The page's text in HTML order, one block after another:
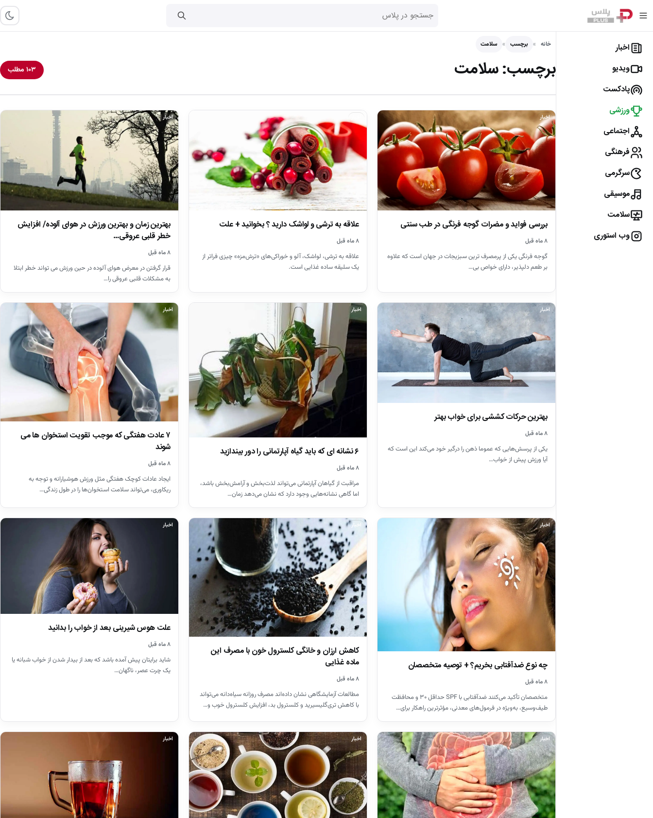
اخبار
ویدیو
پادکست
ورزشی
اجتماعی
فرهنگی
سرگرمی
موسیقی
سلامت
وب استوری
خانه برچسب سلامت
برچسب:سلامت ۱۰۳ مطلب
اخبار
بررسی فواید و مضرات گوجه فرنگی در طب سنتی
۸ ماه قبل
گوجه فرنگی یکی از پرمصرف ترین سبزیجات در جهان است که علاوه
بر طعم دلپذیر، دارای خواص بی…
علاقه به ترشی و لواشک دارید ؟ بخوانید + علت
۸ ماه قبل
علاقه به ترشی، لواشک، آلو و خوراکی‌های «ترش‌مزه» چیزی فراتر از
یک سلیقه ساده غذایی است.
اخبار
بهترین زمان و بهترین ورزش در هوای آلوده/ افزایش
خطر قلبی عروقی…
۸ ماه قبل
قرار گرفتن در معرض هوای آلوده در حین ورزش می تواند خطر ابتلا
به مشکلات قلبی عروقی را…
اخبار
بهترین حرکات کششی برای خواب بهتر
۸ ماه قبل
یکی از پرسش‌هایی که عموما ذهن را درگیر خود می‌کند این است که
آیا ورزش پیش از خواب…
اخبار
۶ نشانه ای که باید گیاه آپارتمانی را دور بیندازید
۸ ماه قبل
مراقبت از گیاهان آپارتمانی می‌تواند لذت‌بخش و آرامش‌بخش باشد،
اما گاهی نشانه‌هایی وجود دارد که نشان می‌دهد زمان…
اخبار
۷ عادت هفتگی که موجب تقویت استخوان ها می
شوند
۸ ماه قبل
ایجاد عادات کوچک هفتگی مثل ورزش هوشیارانه و توجه به
ریکاوری، می‌تواند سلامت استخوان‌ها را در طول زندگی…
اخبار
چه نوع ضدآفتابی بخریم؟ + توصیه متخصصان
۸ ماه قبل
متخصصان تأکید می‌کنند ضدآفتابی با SPF حداقل ۳۰ و محافظت
طیف‌وسیع، به‌ویژه در فرمول‌های معدنی، مؤثرترین راهکار برای…
اخبار
کاهش ارزان و خانگی کلسترول خون با مصرف این
ماده غذایی
۸ ماه قبل
مطالعات آزمایشگاهی نشان داده‌اند مصرف روزانه سیاه‌دانه می‌تواند
با کاهش تری‌گلیسیرید و کلسترول بد، افزایش کلسترول خوب و…
اخبار
علت هوس شیرینی بعد از خواب را بدانید
۸ ماه قبل
شاید برایتان پیش آمده باشد که بعد از بیدار شدن از خواب شبانه یا
یک چرت عصر، ناگهان…
اخبار اخبار اخبار